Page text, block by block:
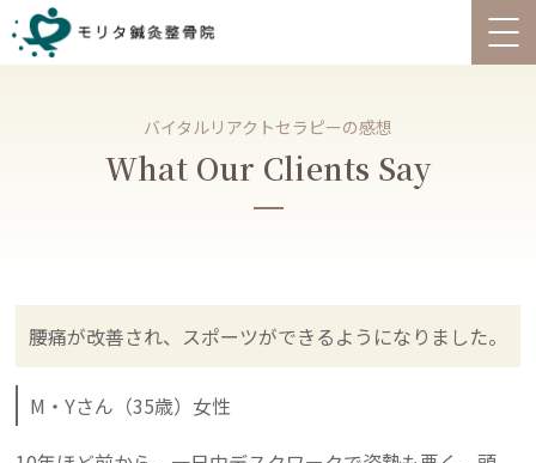
バイタルリアクトセラピーの感想
What Our Clients Say
腰痛が改善され、スポーツができるようになりました。
M・Yさん（35歳）女性